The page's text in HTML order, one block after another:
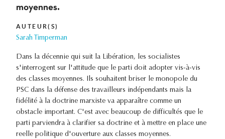
moyennes.
AUTEUR(S)
Sarah Timperman
Dans la décennie qui suit la Libération, les socialistes
s'interrogent sur l'attitude que le parti doit adopter vis-à-vis
des classes moyennes. Ils souhaitent briser le monopole du
PSC dans la défense des travailleurs indépendants mais la
fidélité à la doctrine marxiste va apparaître comme un
obstacle important. C'est avec beaucoup de difficultés que le
parti parviendra à clarifier sa doctrine et à mettre en place une
reelle politique d'ouverture aux classes moyennes.